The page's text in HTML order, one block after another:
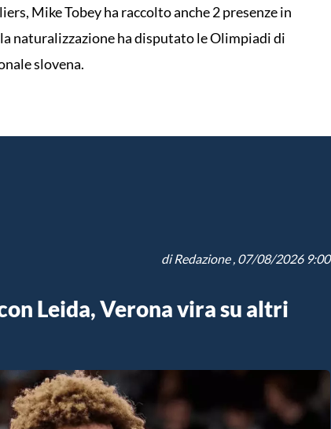
Mike Tobey ha raccolto anche 2 presenze in
naturalizzazione ha disputato le Olimpiadi di
slovena.
diRedazione, 07/08/2026 9:00
Leida, Verona vira su altri